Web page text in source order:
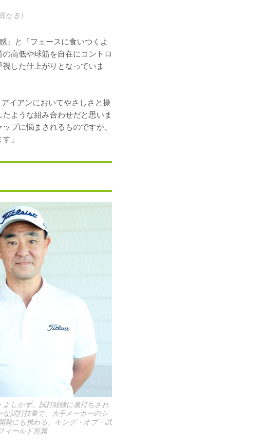
なる）
』と『フェースに食いつくよ
高低や球筋を自在にコントロ
した仕上がりとなっていま
イアンにおいてやさしさと操
ような組み合わせだと思いま
プに悩まされるものですが、
」
よしかず。試打経験に裏打ちされ
な試打技量で、大手メーカーのシ
発にも携わる。キング・オブ・試
ィールド所属